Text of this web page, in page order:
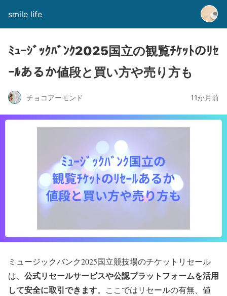
smile life
ﾐｭｰｼﾞｯｸﾊﾞﾝｸ2025国立の観覧ﾁｹｯﾄのﾘｾ
ｰﾙあるか値段と買い方や売り方も
チョコアーモンド 11か月前
ミュージックバンク2025国立競技場のチケットリセール
は、 公式リセールサービスや公認プラットフォームを活用
して安全に取引できます。ここではリセールの有無、値